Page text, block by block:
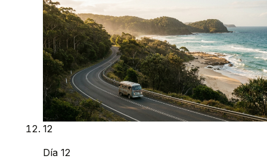
12
Día 12